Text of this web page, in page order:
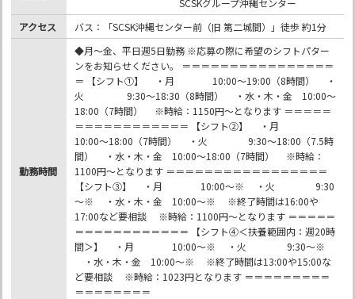
アクセス
バス：「SCSK沖縄センター前（旧 第二城間）」徒歩 約1分
勤務時間
◆月～金、平日週5日勤務 ※応募の際に希望のシフトパター
ンをお知らせください。 ＝＝＝＝＝＝＝＝＝＝＝＝＝＝＝＝
＝ 【シフト①】 ・月 10:00～19:00（8時間） ・
火 9:30～18:30（8時間） ・水・木・金 10:00～
18:00（7時間） ※時給：1150円～となります ＝＝＝＝＝
＝＝＝＝＝＝＝＝＝＝＝＝ 【シフト②】 ・月
10:00～18:00（7時間） ・火 9:30～18:00（7.5時
間） ・水・木・金 10:00～18:00（7時間） ※時給：
1100円～となります ＝＝＝＝＝＝＝＝＝＝＝＝＝＝＝＝＝
【シフト③】 ・月 10:00～※ ・火 9:30
～※ ・水・木・金 10:00～※ ※終了時間は16:00や
17:00など要相談 ※時給：1100円～となります ＝＝＝＝＝
＝＝＝＝＝＝＝＝＝＝＝＝ 【シフト④＜扶養範囲内：週20時
間＞】 ・月 10:00～※ ・火 9:30～※
・水・木・金 10:00～※ ※終了時間は13:00や15:00な
ど要相談 ※時給：1023円となります ＝＝＝＝＝＝＝＝＝
＝＝＝＝＝＝＝＝